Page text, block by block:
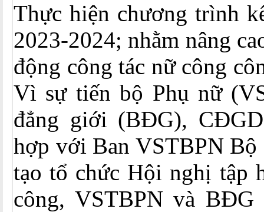
Thực hiện chương trình
2023-2024; nhằm nâng
động công tác nữ công
Vì sự tiến bộ Phụ nữ
đẳng giới (BĐG),
hợp với Ban VSTBPN Bộ
tạo tổ chức Hội nghị tập
công, VSTBPN và BĐG